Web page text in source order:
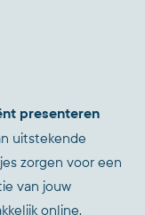
presenteren
uitstekende
zorgen voor een
van jouw
online.